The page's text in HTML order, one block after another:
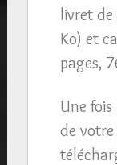
livret
Ko) et
pages,
Une
de